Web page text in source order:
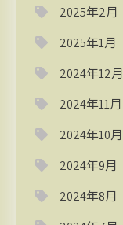
2025年2月
2025年1月
2024年12月
2024年11月
2024年10月
2024年9月
2024年8月